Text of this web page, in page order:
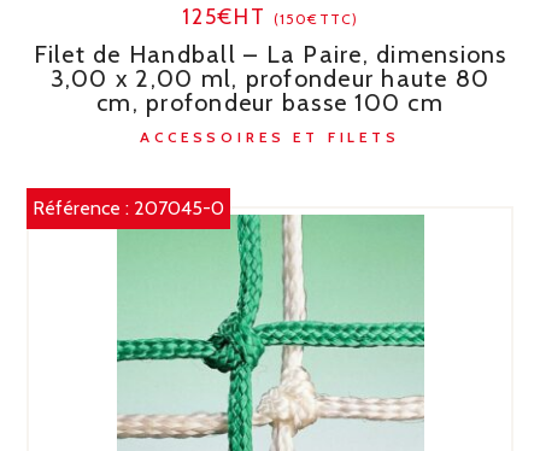
125€HT (150€TTC)
Filet de Handball – La Paire, dimensions
3,00 x 2,00 ml, profondeur haute 80
cm, profondeur basse 100 cm
ACCESSOIRES ET FILETS
Référence : 207045-0